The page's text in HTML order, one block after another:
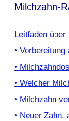
Milchzahn-
Leitfaden über
• Vorbereitung
•
• Welcher
• Milchzahn
• Neuer Zahn,